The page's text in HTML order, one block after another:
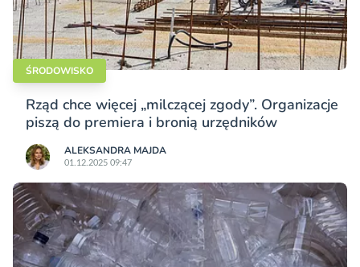
ŚRODOWISKO
Rząd chce więcej „milczącej zgody”. Organizacje
piszą do premiera i bronią urzędników
ALEKSANDRA MAJDA
01.12.2025 09:47